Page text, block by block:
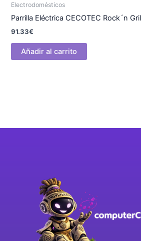
Electrodomésticos
Parrilla Eléctrica CECOTEC Rock´n
91.33€
Añadir al carrito